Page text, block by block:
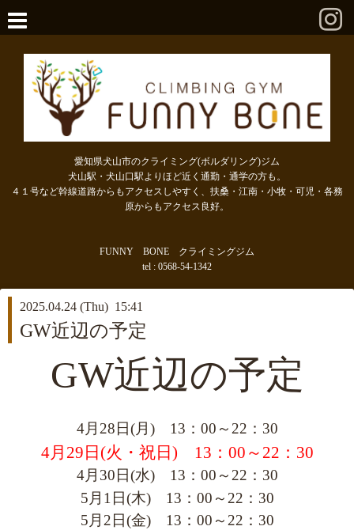
愛知県犬山市のクライミング(ボルダリング)ジム
犬山駅・犬山口駅よりほど近く通勤・通学の方も。
４１号など幹線道路からもアクセスしやすく、扶桑・江南・小牧・可児・各務
原からもアクセス良好。
FUNNY BONE クライミングジム
tel : 0568-54-1342
2025.04.24 (Thu) 15:41
GW近辺の予定
GW近辺の予定
4月 28 日(月 ) 13 ： 00 ～22 ： 30
4月 29 日 (火・祝日 ) 13 ： 00 ～ 22 ： 30
4月 30 日(水) 13 ： 00 ～22 ： 30
5 月 1 日(木) 13 ： 00 ～ 22 ： 30
5月 2 日(金) 13 ： 00 ～22 ： 30